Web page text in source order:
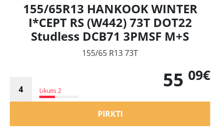
155/65R13 HANKOOK WINTER
I*CEPT RS (W442) 73T DOT22
Studless DCB71 3PMSF M+S
155/65 R13 73T
Likutis 2 55 09€
PIRKTI